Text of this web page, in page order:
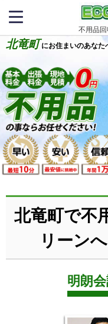
不用品回
北竜町 にお住まいのあなた
北竜町で不
リーン
明朗